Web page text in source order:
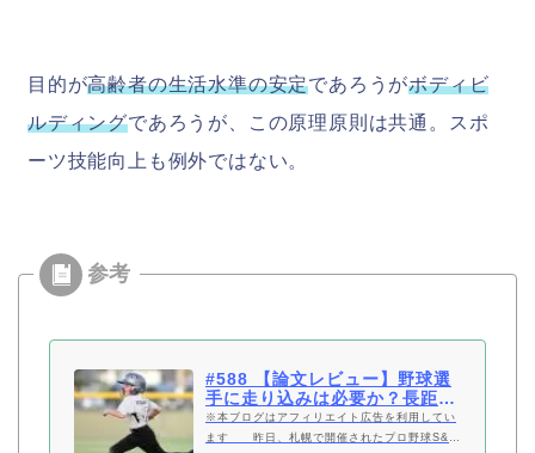
目的が高齢者の生活水準の安定であろうがボディビ
ルディングであろうが、この原理原則は共通。スポ
ーツ技能向上も例外ではない。
#588 【論文レビュー】野球選
手に走り込みは必要か？長距離
タイプの持久力トレーニ…
※本ブログはアフィリエイト広告を利用してい
ます 昨日、札幌で開催されたプロ野球S&C